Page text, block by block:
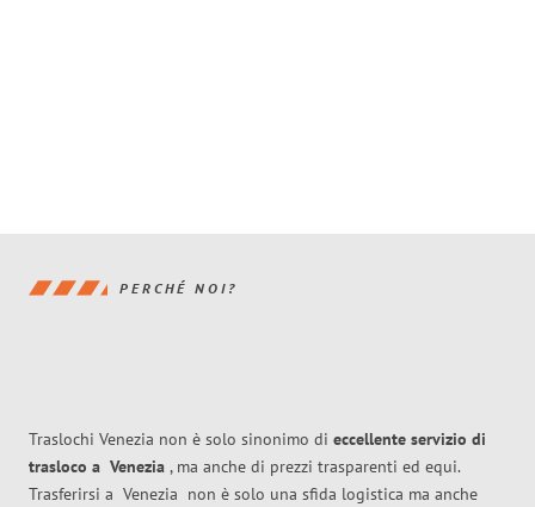
PERCHÉ NOI?
Traslochi Venezia non è solo sinonimo di eccellente servizio di
trasloco a Venezia , ma anche di prezzi trasparenti ed equi.
Trasferirsi a Venezia non è solo una sfida logistica ma anche